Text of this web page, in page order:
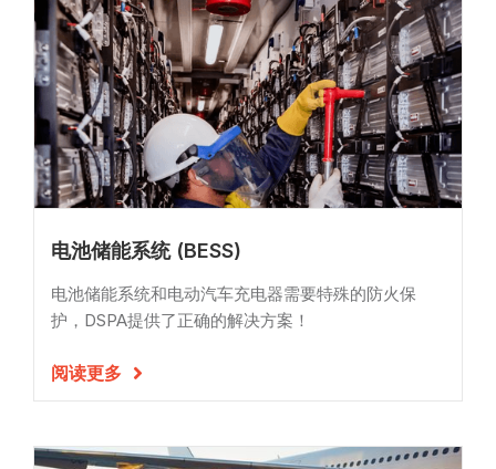
电池储能系统 (BESS)
电池储能系统和电动汽车充电器需要特殊的防火保
护，DSPA提供了正确的解决方案！
阅读更多 